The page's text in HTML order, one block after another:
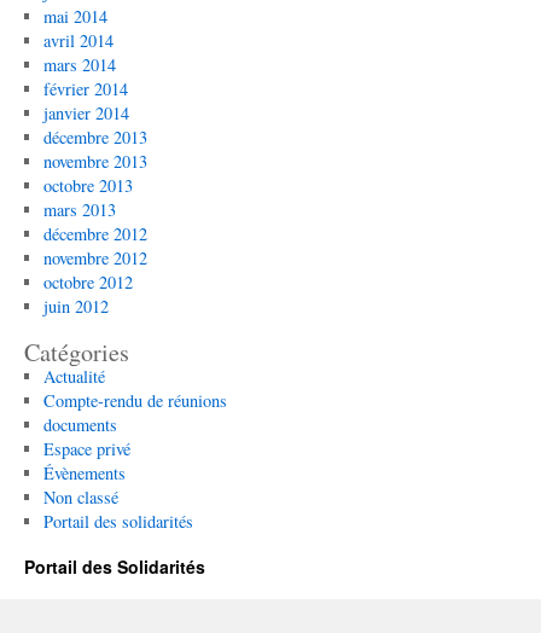
mai 2014
avril 2014
mars 2014
février 2014
janvier 2014
décembre 2013
novembre 2013
octobre 2013
mars 2013
décembre 2012
novembre 2012
octobre 2012
juin 2012
Catégories
Actualité
Compte-rendu de réunions
documents
Espace privé
Évènements
Non classé
Portail des solidarités
Portail des Solidarités